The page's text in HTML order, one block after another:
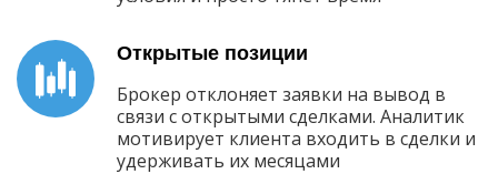
Открытые позиции
Брокер отклоняет заявки на вывод в
связи с открытыми сделками. Аналитик
мотивирует клиента входить в сделки и
удерживать их месяцами